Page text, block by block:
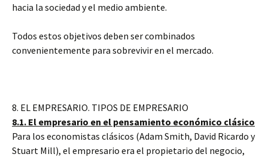
hacia la sociedad y el medio ambiente.
Todos estos objetivos deben ser combinados
convenientemente para sobrevivir en el mercado.
8. EL EMPRESARIO. TIPOS DE EMPRESARIO
8.1. El empresario en el pensamiento económico clásico
Para los economistas clásicos (Adam Smith, David Ricardo y
Stuart Mill), el empresario era el propietario del negocio,